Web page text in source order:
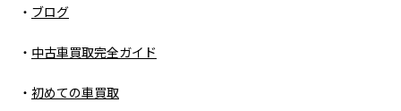
ブログ
中古車買取完全ガイド
初めての車買取